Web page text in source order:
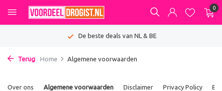
0
De beste deals van NL & BE
Terug Home Algemene voorwaarden
Over ons Algemene voorwaarden Disclaimer Privacy Policy